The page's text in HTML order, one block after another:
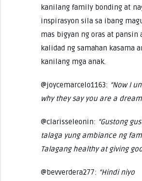
kanilang family bonding at
inspirasyon sila sa ibang
mas bigyan ng oras at pansin
kalidad ng samahan kasama
kanilang mga anak.
@joycemarcelo1163: “Now I
why they say you are a
@clarisseleonin: “Gustong
talaga yung ambiance ng
Talagang healthy at giving
@bevverdera277: “Hindi niyo